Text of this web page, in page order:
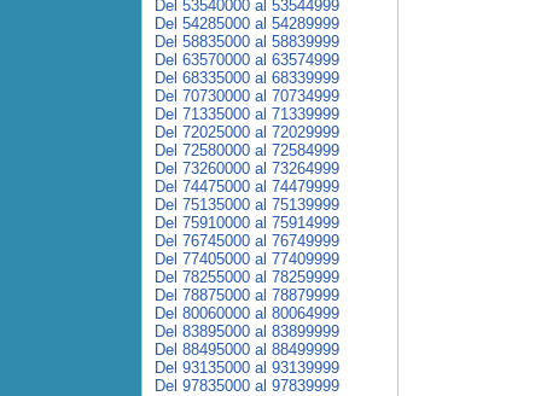
Del 53540000 al 53544999
Del 54285000 al 54289999
Del 58835000 al 58839999
Del 63570000 al 63574999
Del 68335000 al 68339999
Del 70730000 al 70734999
Del 71335000 al 71339999
Del 72025000 al 72029999
Del 72580000 al 72584999
Del 73260000 al 73264999
Del 74475000 al 74479999
Del 75135000 al 75139999
Del 75910000 al 75914999
Del 76745000 al 76749999
Del 77405000 al 77409999
Del 78255000 al 78259999
Del 78875000 al 78879999
Del 80060000 al 80064999
Del 83895000 al 83899999
Del 88495000 al 88499999
Del 93135000 al 93139999
Del 97835000 al 97839999